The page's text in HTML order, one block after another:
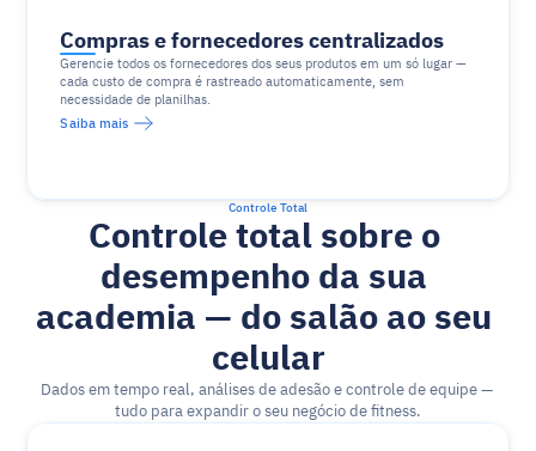
Compras e fornecedores centralizados
Gerencie todos os fornecedores dos seus produtos em um só lugar —
cada custo de compra é rastreado automaticamente, sem
necessidade de planilhas.
Saiba mais
Controle Total
Controle total sobre o
desempenho da sua
academia — do salão ao seu
celular
Dados em tempo real, análises de adesão e controle de equipe —
tudo para expandir o seu negócio de fitness.